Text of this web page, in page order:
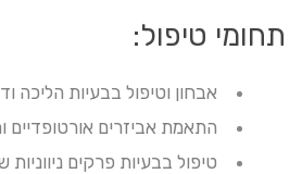
תחומי טיפול:
אבחון וטיפול בבעיות הליכה
התאמת אביזרים אורטופדיים
טיפול בבעיות פרקים